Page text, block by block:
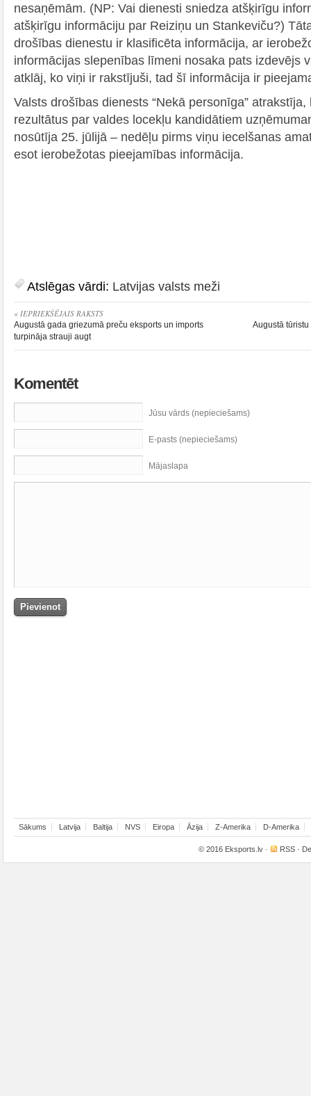
nesaņēmām. (NP: Vai dienesti sniedza atšķirīgu
atšķirīgu informāciju par Reiziņu un Stankeviču?)
drošības dienestu ir klasificēta informācija, ar
informācijas slepenības līmeni nosaka pats izdevējs
atklāj, ko viņi ir rakstījuši, tad šī informācija ir
Valsts drošības dienests “Nekā personīga”
rezultātus par valdes locekļu kandidātiem
nosūtīja 25. jūlijā – nedēļu pirms viņu iecelšanas
esot ierobežotas pieejamības informācija.
Atslēgas vārdi: Latvijas valsts meži
« IEPRIEKŠĒJAIS RAKSTS
Augustā gada griezumā preču eksports un imports
turpināja strauji augt
Augustā
Komentēt
Jūsu vārds (nepieciešams)
E-pasts (nepieciešams)
Mājaslapa
Sākums Latvija Baltija NVS Eiropa Āzija Z-Amerika D-Amerika
© 2016 Eksports.lv · RSS ·